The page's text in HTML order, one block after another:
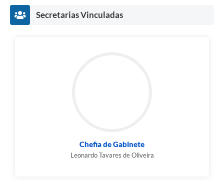
Secretarias Vinculadas
Chefia de Gabinete
Leonardo Tavares de Oliveira